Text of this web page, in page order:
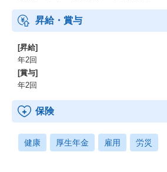
昇給・賞与
[昇給]
年2回
[賞与]
年2回
保険
健康 厚生年金 雇用 労災